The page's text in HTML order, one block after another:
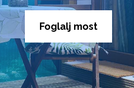
Foglalj most